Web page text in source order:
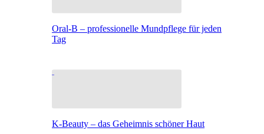
Oral-B – professionelle Mundpflege für jeden
Tag
K-Beauty – das Geheimnis schöner Haut